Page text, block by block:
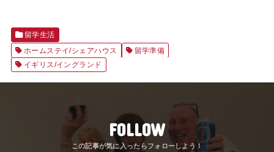
留学生活
ホームステイ/シェアハウス
留学準備
イギリス/イングランド
FOLLOW